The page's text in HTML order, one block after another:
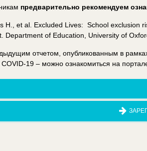
предварительно рекомендуем
H., et al. Excluded Lives: School exclusion
Department of Education, University of
отчетом, опубликованным в
19 – можно ознакомиться на